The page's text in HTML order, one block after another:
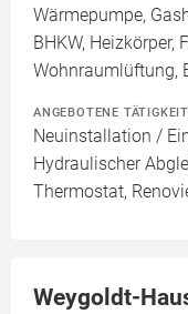
Wärmepumpe,
BHKW, Heizkörper,
Wohnraumlüftung,
ANGEBOTENE
Neuinstallation /
Hydraulischer
Thermostat,
Weygoldt-